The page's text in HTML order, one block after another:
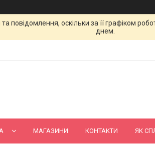
оскільки за її графіком
днем.
МАГАЗИНИ КОНТАКТИ ЯК